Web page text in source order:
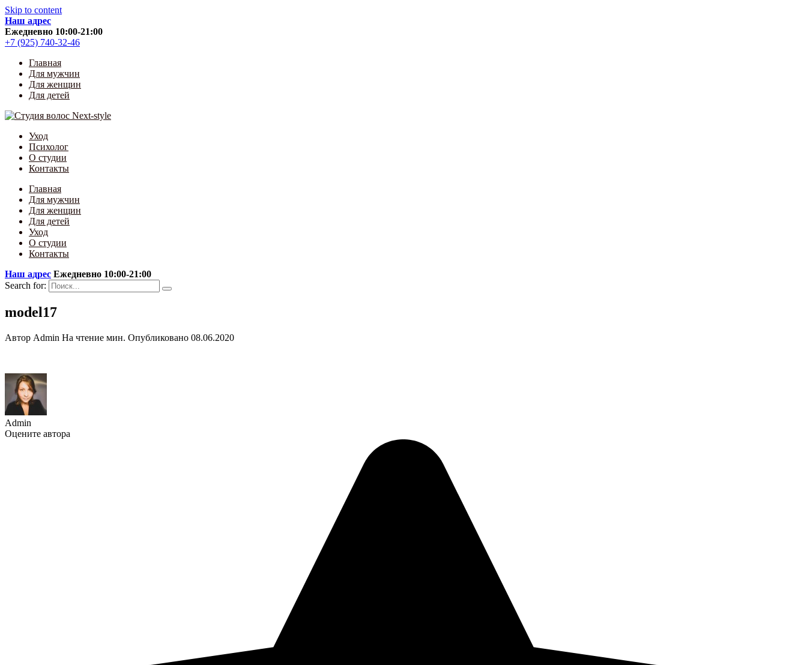
Skip to content
Наш адрес
Ежедневно 10:00-21:00
+7 (925) 740-32-46
Главная
Для мужчин
Для женщин
Для детей
Уход
Психолог
О студии
Контакты
Главная
Для мужчин
Для женщин
Для детей
Уход
О студии
Контакты
Наш адрес Ежедневно 10:00-21:00
Search for:
model17
Автор Admin На чтение мин. Опубликовано 08.06.2020
Admin
Оцените автора